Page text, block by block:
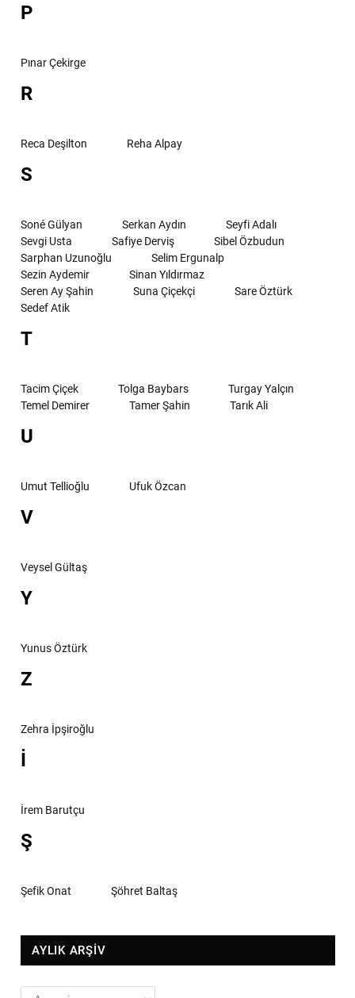
P
Pınar Çekirge
R
Reca Deşilton Reha Alpay
S
Soné Gülyan Serkan Aydın
Seyfi Adalı
Sevgi Usta
Safiye Derviş
Sibel Özbudun
Sarphan Uzunoğlu
Selim Ergunalp
Sezin Aydemir
Sinan Yıldırmaz
Seren Ay Şahin
Suna Çiçekçi
Sare Öztürk
Sedef Atik
T
Tacim Çiçek Tolga Baybars
Turgay Yalçın
Temel Demirer
Tamer Şahin Tarık Ali
U
Umut Tellioğlu Ufuk Özcan
V
Veysel Gültaş
Y
Yunus Öztürk
Z
Zehra İpşiroğlu
İ
İrem Barutçu
Ş
Şefik Onat Şöhret Baltaş
AYLIK ARŞİV
AYLIK